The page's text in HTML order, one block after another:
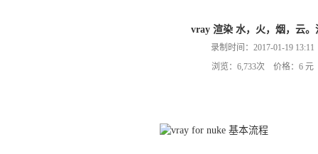
vray 渲染 水，火，烟，云。
录制时间：2017-01-19 13:11
浏览：6,733次 价格：6 元